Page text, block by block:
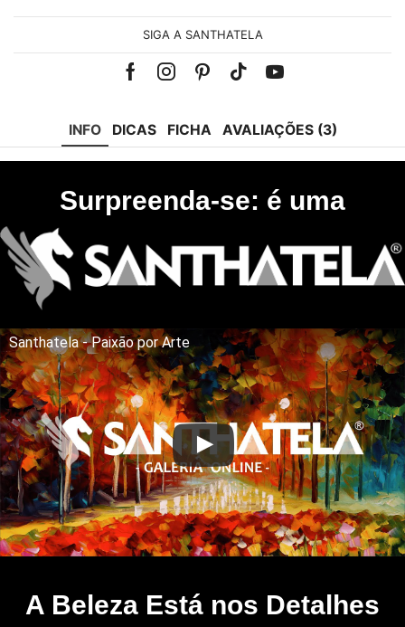
SIGA A SANTHATELA
FacebookInstagramPinterest
Tik-Youtube
INFO DICAS FICHA AVALIAÇÕES (3)
Surpreenda-se: é uma
Santhatela - Paixão por Arte
A Beleza Está nos Detalhes